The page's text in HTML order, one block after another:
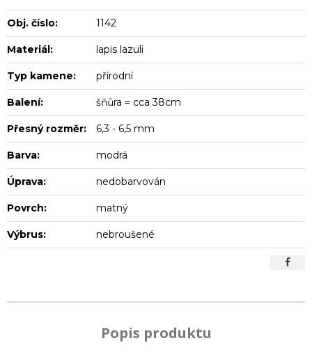
Obj. číslo: 1142
Materiál: lapis lazuli
Typ kamene: přírodní
Balení: šňůra = cca 38cm
Přesný rozměr: 6,3 - 6,5 mm
Barva: modrá
Úprava: nedobarvován
Povrch: matný
Výbrus: nebroušené
Popis produktu